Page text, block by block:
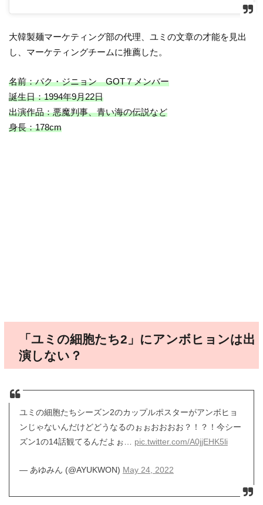
大韓製麺マーケティング部の代理、ユミの文章の才能を見出
し、マーケティングチームに推薦した。
名前：パク・ジニョン GOT７メンバー
誕生日：1994年9月22日
出演作品：悪魔判事、青い海の伝説など
身長：178cm
「ユミの細胞たち2」にアンボヒョンは出
演しない？
ユミの細胞たちシーズン2のカップルポスターがアンボヒョ
ンじゃないんだけどどうなるのぉぉおおおお？！？！今シー
ズン1の14話観てるんだよぉ… pic.twitter.com/A0jjEHK5li
— あゆみん (@AYUKWON) May 24, 2022